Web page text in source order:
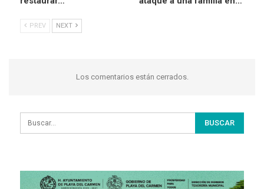
PREV NEXT
Los comentarios están cerrados.